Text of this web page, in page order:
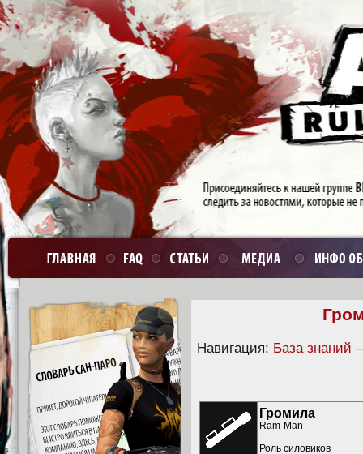
Навигация: База знаний
Громила
Ram-Man
Роль силовиков